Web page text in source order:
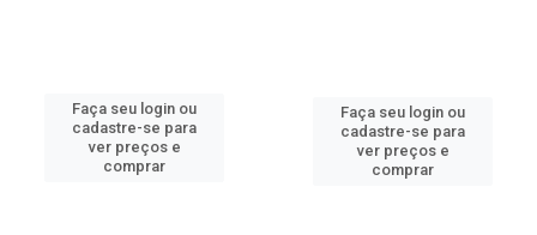
Faça seu login ou
cadastre-se para
ver preços e
comprar
Faça seu login ou
cadastre-se para
ver preços e
comprar